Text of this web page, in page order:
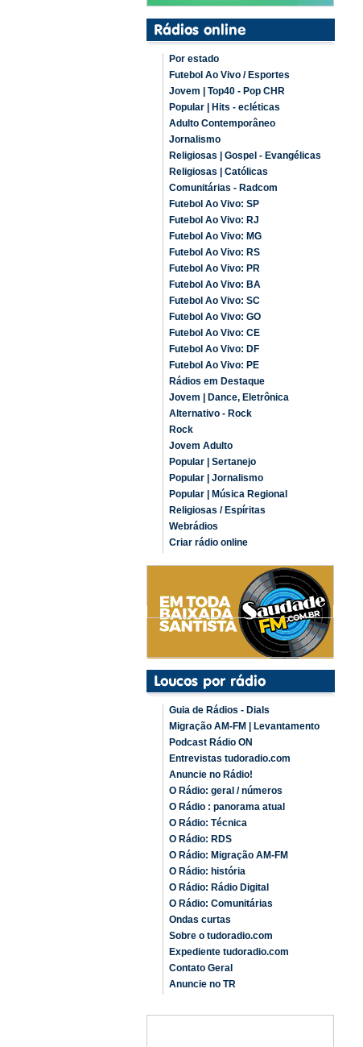
Por estado
Futebol Ao Vivo / Esportes
Jovem | Top40 - Pop CHR
Popular | Hits - ecléticas
Adulto Contemporâneo
Jornalismo
Religiosas | Gospel - Evangélicas
Religiosas | Católicas
Comunitárias - Radcom
Futebol Ao Vivo: SP
Futebol Ao Vivo: RJ
Futebol Ao Vivo: MG
Futebol Ao Vivo: RS
Futebol Ao Vivo: PR
Futebol Ao Vivo: BA
Futebol Ao Vivo: SC
Futebol Ao Vivo: GO
Futebol Ao Vivo: CE
Futebol Ao Vivo: DF
Futebol Ao Vivo: PE
Rádios em Destaque
Jovem | Dance, Eletrônica
Alternativo - Rock
Rock
Jovem Adulto
Popular | Sertanejo
Popular | Jornalismo
Popular | Música Regional
Religiosas / Espíritas
Webrádios
Criar rádio online
Guia de Rádios - Dials
Migração AM-FM | Levantamento
Podcast Rádio ON
Entrevistas tudoradio.com
Anuncie no Rádio!
O Rádio: geral / números
O Rádio : panorama atual
O Rádio: Técnica
O Rádio: RDS
O Rádio: Migração AM-FM
O Rádio: história
O Rádio: Rádio Digital
O Rádio: Comunitárias
Ondas curtas
Sobre o tudoradio.com
Expediente tudoradio.com
Contato Geral
Anuncie no TR